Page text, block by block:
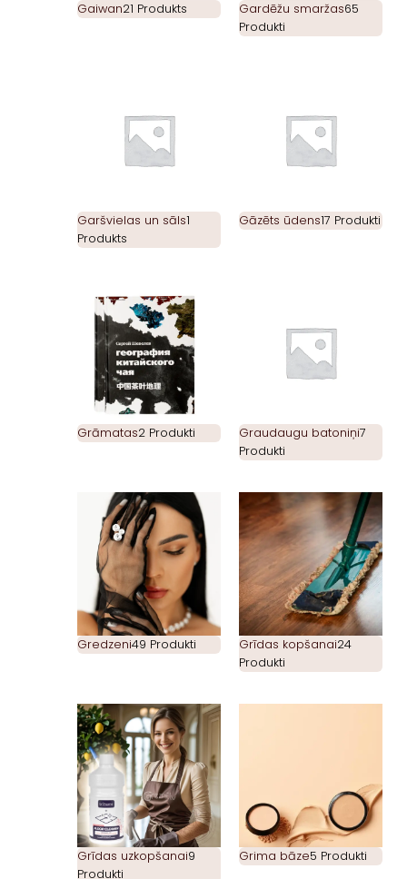
Gaiwan21 Produkts Gardēžu smaržas65
Produkti
Garšvielas un sāls1
Produkts
Gāzēts ūdens17 Produkti
Grāmatas2 Produkti Graudaugu batoniņi7
Produkti
Gredzeni49 Produkti Grīdas kopšanai24
Produkti
Grīdas uzkopšanai9
Produkti
Grima bāze5 Produkti